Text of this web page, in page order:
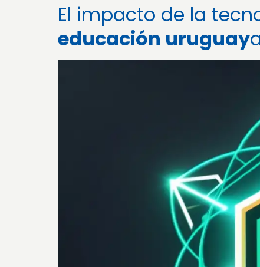
El impacto de la
educación uruguay